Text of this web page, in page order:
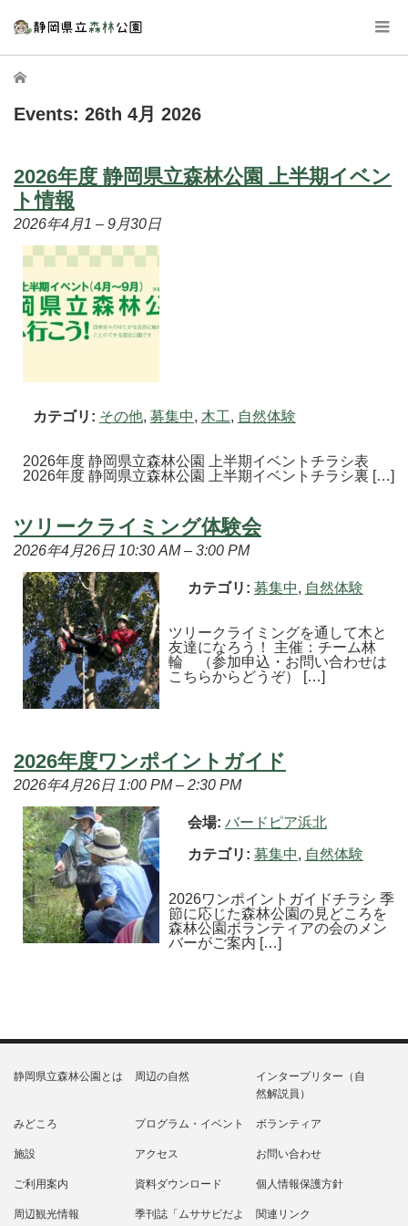
ホーム
Events: 26th 4月 2026
2026年度 静岡県立森林公園 上半期イベン
ト情報
2026年4月1 – 9月30日
カテゴリ: その他, 募集中, 木工, 自然体験
2026年度 静岡県立森林公園 上半期イベントチラシ表
2026年度 静岡県立森林公園 上半期イベントチラシ裏 […]
ツリークライミング体験会
2026年4月26日 10:30 AM– 3:00 PM
カテゴリ: 募集中, 自然体験
ツリークライミングを通して木と
友達になろう！ 主催：チーム林
輪 （参加申込・お問い合わせは
こちらからどうぞ） […]
2026年度ワンポイントガイド
2026年4月26日 1:00 PM– 2:30 PM
会場: バードピア浜北
カテゴリ: 募集中, 自然体験
2026ワンポイントガイドチラシ 季
節に応じた森林公園の見どころを
森林公園ボランティアの会のメン
バーがご案内 […]
静岡県立森林公園とは 周辺の自然
インタープリター（自
然解説員）
みどころ プログラム・イベント ボランティア
施設 アクセス お問い合わせ
ご利用案内 資料ダウンロード 個人情報保護方針
周辺観光情報
季刊誌「ムササビだよ
関連リンク